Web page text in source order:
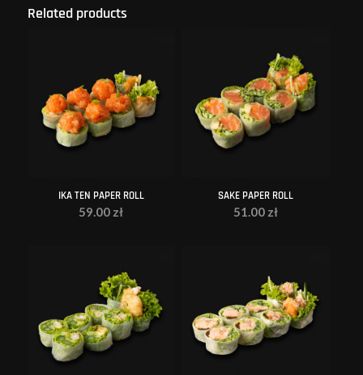
Related products
IKA TEN PAPER ROLL
59.00 zł
SAKE PAPER ROLL
51.00 zł